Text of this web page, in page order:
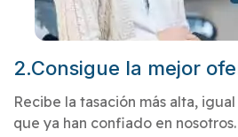
2.Consigue la mejor
Recibe la tasación más alta,
que ya han confiado en